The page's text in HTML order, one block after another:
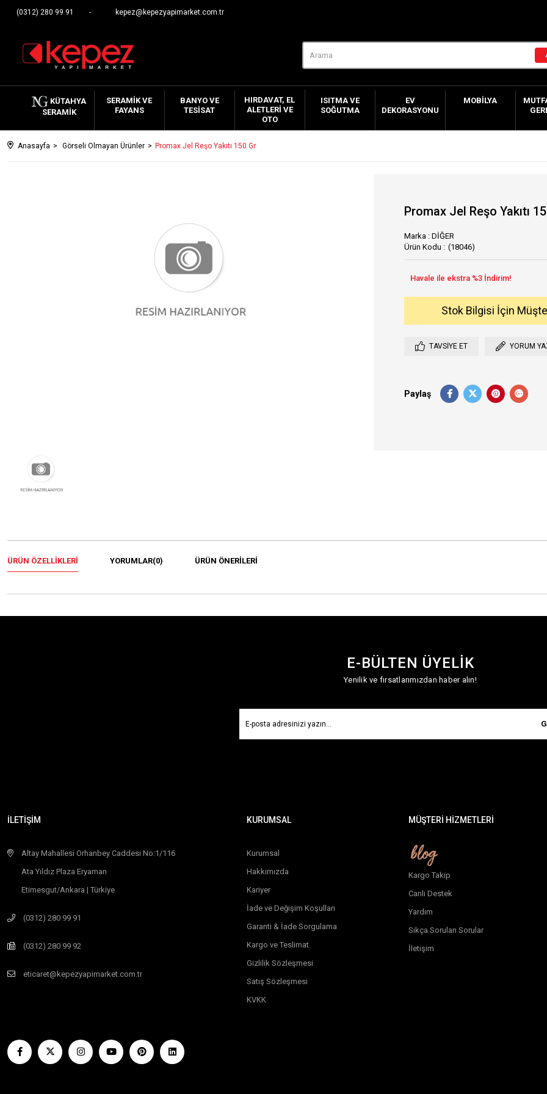
(0312) 280 99 91 kepez@kepezyapimarket.com.tr
KÜTAHYA
SERAMIK
SERAMIK VE
FAYANS
BANYO VE
TESISAT
HIRDAVAT, EL
ALETLERI VE
OTO
ISITMA VE
SOĞUTMA
EV
DEKORASYONU
MOBILYA
Anasayfa Görseli Olmayan Ürünler Promax Jel Reşo Yakıtı 150 Gr
Promax Jel Reşo Yakıtı
Marka : DİĞER
(18046)
Stok Bilgisi İçin
TAVSIYE ET YORUM
Paylaş
ÜRÜN ÖZELLIKLERI YORUMLAR(0) ÜRÜN ÖNERILERI
E-BÜLTEN ÜYELİK
Yenilik ve fırsatlarımızdan haber alın!
İLETİŞİM
Altay Mahallesi Orhanbey Caddesi No:1/116
Ata Yıldız Plaza Eryaman
Etimesgut/Ankara | Türkiye
(0312) 280 99 91
(0312) 280 99 92
eticaret@kepezyapimarket.com.tr
KURUMSAL
Kurumsal
Hakkımızda
Kariyer
İade ve Değişim Koşulları
Garanti & İade Sorgulama
Kargo ve Teslimat
Gizlilik Sözleşmesi
Satış Sözleşmesi
KVKK
MÜŞTERİ HİZMETLERİ
Kargo Takip
Canlı Destek
Yardım
Sıkça Sorulan Sorular
İletişim